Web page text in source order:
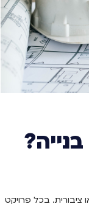
ציבורית. בכל פרויקט